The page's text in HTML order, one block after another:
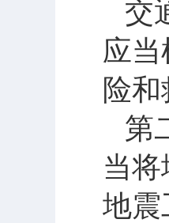
交
应
险和
第
当
地震